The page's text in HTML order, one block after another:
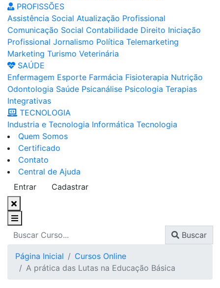
PROFISSÕES
Assistência Social Atualização Profissional
Comunicação Social Contabilidade Direito Iniciação
Profissional Jornalismo Política Telemarketing
Marketing Turismo Veterinária
SAÚDE
Enfermagem Esporte Farmácia Fisioterapia Nutrição
Odontologia Saúde Psicanálise Psicologia Terapias
Integrativas
TECNOLOGIA
Industria e Tecnologia Informática Tecnologia
Quem Somos
Certificado
Contato
Central de Ajuda
Entrar
Cadastrar
Buscar
Página Inicial
Cursos Online
A prática das Lutas na Educação Básica